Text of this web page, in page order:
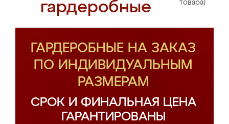
гардеробные
товара)
ГАРДЕРОБНЫЕ НА ЗАКАЗ
ПО ИНДИВИДУАЛЬНЫМ
РАЗМЕРАМ
СРОК И ФИНАЛЬНАЯ ЦЕНА
ГАРАНТИРОВАНЫ